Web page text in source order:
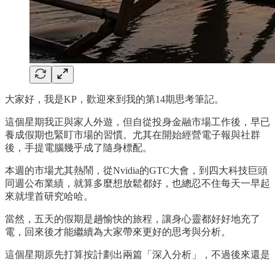
大家好，我是KP，歡迎來到我的第14期思考筆記。
這個星期我正與家人外遊，但自從投身金融市場工作後，早已
養成假期也緊盯市場的習慣。尤其在開始經營電子報與社群
後，手提電腦幾乎成了隨身標配。
本週的市場尤其熱鬧，從Nvidia的GTC大會，到四大科技巨頭
同週公布業績，就算多麼想放鬆都好，也總忍不住每天一早起
來就埋首研究哈哈。
當然，五天的假期是趟愉快的旅程，讓身心靈都好好地充了
電，回來後才能繼續為大家帶來更好的思考與分析。
這個星期原先打算按計劃出兩篇「深入分析」，不過後來還是